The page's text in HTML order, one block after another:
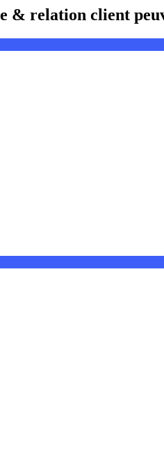
& relation client